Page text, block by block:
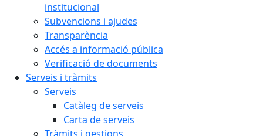
institucional
Subvencions i ajudes
Transparència
Accés a informació pública
Verificació de documents
Serveis i tràmits
Serveis
Catàleg de serveis
Carta de serveis